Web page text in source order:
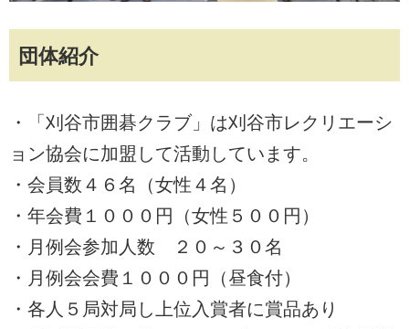
団体紹介
・「刈谷市囲碁クラブ」は刈谷市レクリエーシ
ョン協会に加盟して活動しています。
・会員数４６名（女性４名）
・年会費１０００円（女性５００円）
・月例会参加人数 ２０～３０名
・月例会会費１０００円（昼食付）
・各人５局対局し上位入賞者に賞品あり